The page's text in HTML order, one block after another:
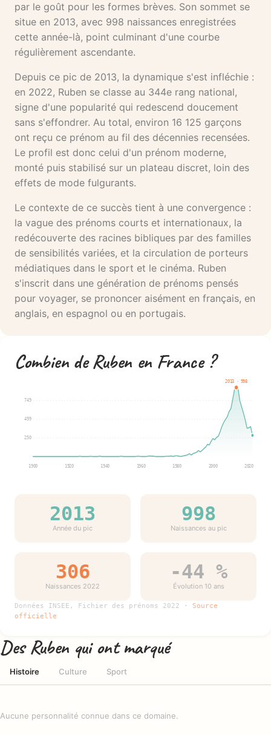
par le goût pour les formes brèves. Son sommet se
situe en 2013, avec 998 naissances enregistrées
cette année-là, point culminant d'une courbe
régulièrement ascendante.
Depuis ce pic de 2013, la dynamique s'est infléchie :
en 2022, Ruben se classe au 344e rang national,
signe d'une popularité qui redescend doucement
sans s'effondrer. Au total, environ 16 125 garçons
ont reçu ce prénom au fil des décennies recensées.
Le profil est donc celui d'un prénom moderne,
monté puis stabilisé sur un plateau discret, loin des
effets de mode fulgurants.
Le contexte de ce succès tient à une convergence :
la vague des prénoms courts et internationaux, la
redécouverte des racines bibliques par des familles
de sensibilités variées, et la circulation de porteurs
médiatiques dans le sport et le cinéma. Ruben
s'inscrit dans une génération de prénoms pensés
pour voyager, se prononcer aisément en français, en
anglais, en espagnol ou en portugais.
Combien de Ruben en France ?
250
499
749
1900 1920 1940 1960 1980 2000 2020
2013 · 998
2013
Année du pic
998
Naissances au pic
306
Naissances 2022
-44 %
Évolution 10 ans
Données INSEE, Fichier des prénoms 2022 · Source
officielle
Des Ruben qui ont marqué
Histoire Culture Sport
Aucune personnalité connue dans ce domaine.